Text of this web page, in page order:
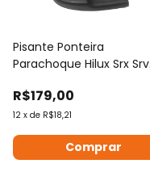
Pisante Ponteira
Parachoque Hilux Srx Srv
R$179,00
12 x de R$18,21
Comprar